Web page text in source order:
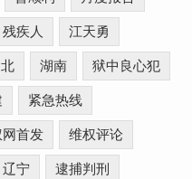
残疾人 江天勇
湖南 狱中良心犯
紧急热线
首发 维权评论
辽宁 逮捕判刑